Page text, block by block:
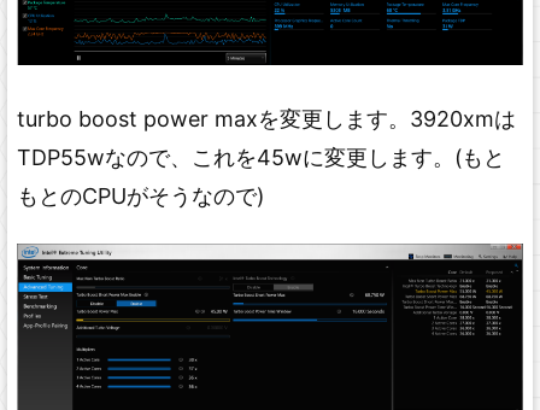
turbo boost power maxを変更します。3920xmは
TDP55wなので、これを45wに変更します。(もと
もとのCPUがそうなので)